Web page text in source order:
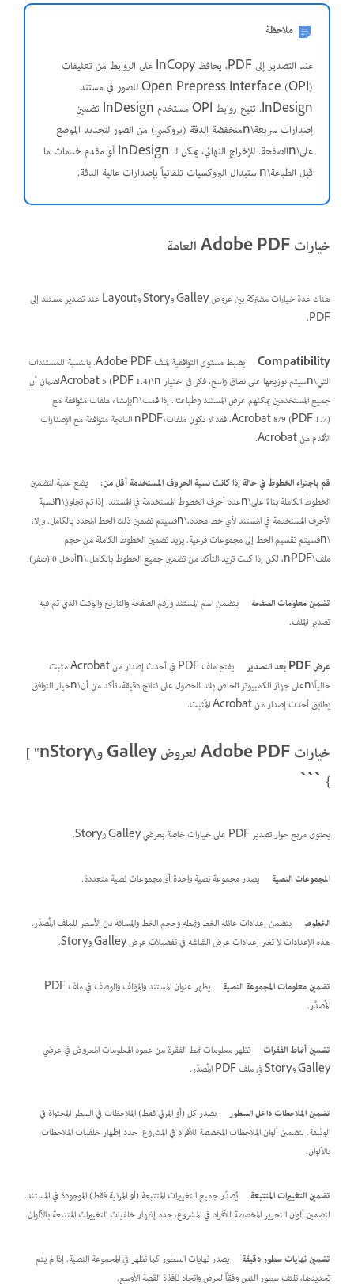
ملاحظة
عند التصدير إلى PDF، يحافظ InCopy على الروابط من تعليقات
Open Prepress Interface (OPI) للصور في مستند
InDesign. تتيح روابط OPI لمستخدم InDesign تضمين
إصدارات سريعة\nمنخفضة الدقة (بروكسي) من الصور لتحديد الموضع
على\nالصفحة. للإخراج النهائي، يمكن لـ InDesign أو مقدم خدمات ما
قبل الطباعة\nاستبدال البروكسيات تلقائياً بإصدارات عالية الدقة.
خيارات Adobe PDF العامة
هناك عدة خيارات مشتركة بين عروض Galley وStory وLayout عند تصدير مستند إلى
PDF.
Compatibility
يضبط مستوى التوافقية لملف Adobe PDF. بالنسبة للمستندات
التي\nسيتم توزيعها على نطاق واسع، فكر في اختيار Acrobat 5 (PDF 1.4)\nلضمان أن
جميع المستخدمين يمكنهم عرض المستند وطباعته. إذا قمت\nبإنشاء ملفات متوافقة مع
Acrobat 8/9 (PDF 1.7)، فقد لا تكون ملفات\nPDF الناتجة متوافقة مع الإصدارات
الأقدم من Acrobat.
قم باجتزاء الخطوط في حالة إذا كانت نسبة الحروف المستخدمة أقل من:
يضع عتبة لتضمين
الخطوط الكاملة بناءً على\nعدد أحرف الخطوط المستخدمة في المستند. إذا تم تجاوز\nنسبة
الأحرف المستخدمة في المستند لأي خط محدد،\nفسيتم تضمين ذلك الخط المحدد بالكامل. وإلا،
\nفسيتم تقسيم الخط إلى مجموعات فرعية. يزيد تضمين الخطوط الكاملة من حجم
ملف\nPDF، لكن إذا كنت تريد التأكد من تضمين جميع الخطوط بالكامل،\nأدخل 0 (صفر).
تضمين معلومات الصفحة
يتضمن اسم المستند ورقم الصفحة والتاريخ والوقت الذي تم فيه
تصدير الملف.
عرض PDF بعد التصدير
يفتح ملف PDF في أحدث إصدار من Acrobat مثبت
حالياً\nعلى جهاز الكمبيوتر الخاص بك. للحصول على نتائج دقيقة، تأكد من أن\nخيار التوافق
يطابق أحدث إصدار من Acrobat المُثبت.
خيارات Adobe PDF لعروض Galley و\nStory" ]
} ```
يحتوي مربع حوار تصدير PDF على خيارات خاصة بعرضي Galley وStory.
المجموعات النصية يصدر مجموعة نصية واحدة أو مجموعات نصية متعددة.
الخطوط
يتضمن إعدادات عائلة الخط ونمطه وحجم الخط والمسافة بين الأسطر للملف المُصدَّر.
هذه الإعدادات لا تغير إعدادات عرض الشاشة في تفضيلات عرض Galley وStory.
تضمين معلومات المجموعة النصية
يظهر عنوان المستند والمؤلف والوصف في ملف PDF
المُصدَّر.
تضمين أنماط الفقرات
تظهر معلومات نمط الفقرة من عمود المعلومات المعروض في عرضي
Galley وStory في ملف PDF المُصدَّر.
تضمين الملاحظات داخل السطور
يصدر كل (أو المرئي فقط) الملاحظات في السطر المحتواة في
الوثيقة. لتضمين ألوان الملاحظات المخصصة للأفراد في المشروع، حدد إظهار خلفيات الملاحظات
بالألوان.
تضمين التغييرات المتتبعة
يُصدِّر جميع التغييرات المتتبعة (أو المرئية فقط) الموجودة في المستند.
لتضمين ألوان التحرير المخصصة للأفراد في المشروع، حدد إظهار خلفيات التغييرات المتتبعة بالألوان.
تضمين نهايات سطور دقيقة
يصدر نهايات السطور كما تظهر في المجموعة النصية. إذا لم يتم
تحديدها، تلتف سطور النص وفقاً لعرض واتجاه نافذة القصة الأوسع.